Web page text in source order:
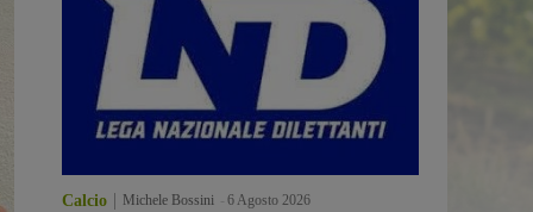
Calcio Michele Bossini 6 Agosto 2026